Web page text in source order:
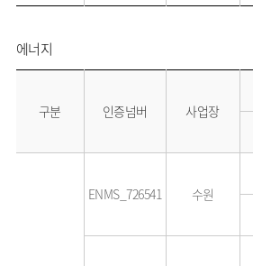
에너지
구분 인증넘버 사업장
ENMS_726541 수원